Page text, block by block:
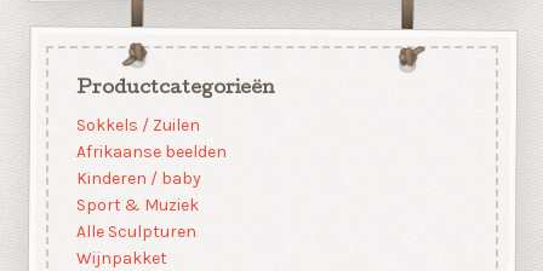
Productcategorieën
Sokkels / Zuilen
Afrikaanse beelden
Kinderen / baby
Sport & Muziek
Alle Sculpturen
Wijnpakket